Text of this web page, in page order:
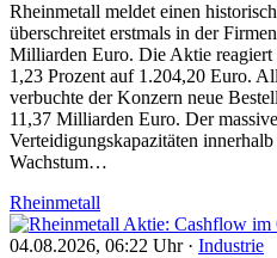
Rheinmetall meldet einen
überschreitet erstmals in der
Milliarden Euro. Die Aktie reagiert
1,23 Prozent auf 1.204,20 Euro.
verbuchte der Konzern neue
11,37 Milliarden Euro. Der
Verteidigungskapazitäten
Wachstum…
Rheinmetall
04.08.2026, 06:22 Uhr · Industrie